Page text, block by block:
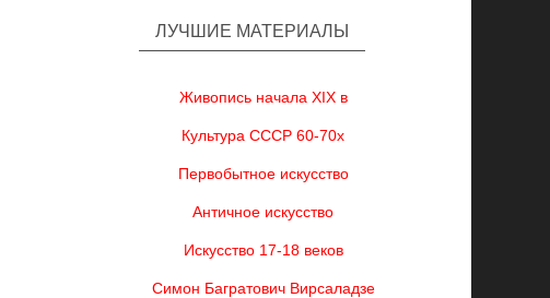
ЛУЧШИЕ МАТЕРИАЛЫ
Живопись начала XIX в
Культура СССР 60-70х
Первобытное искусство
Античное искусство
Искусство 17-18 веков
Симон Багратович Вирсаладзе